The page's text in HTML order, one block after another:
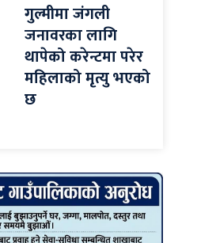
गुल्मीमा जंगली
जनावरका लागि
थापेको करेन्टमा परेर
महिलाको मृत्यु भएको
छ